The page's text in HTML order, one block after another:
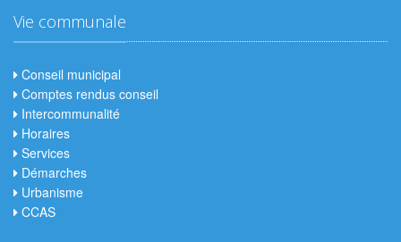
Vie communale
Conseil municipal
Comptes rendus conseil
Intercommunalité
Horaires
Services
Démarches
Urbanisme
CCAS